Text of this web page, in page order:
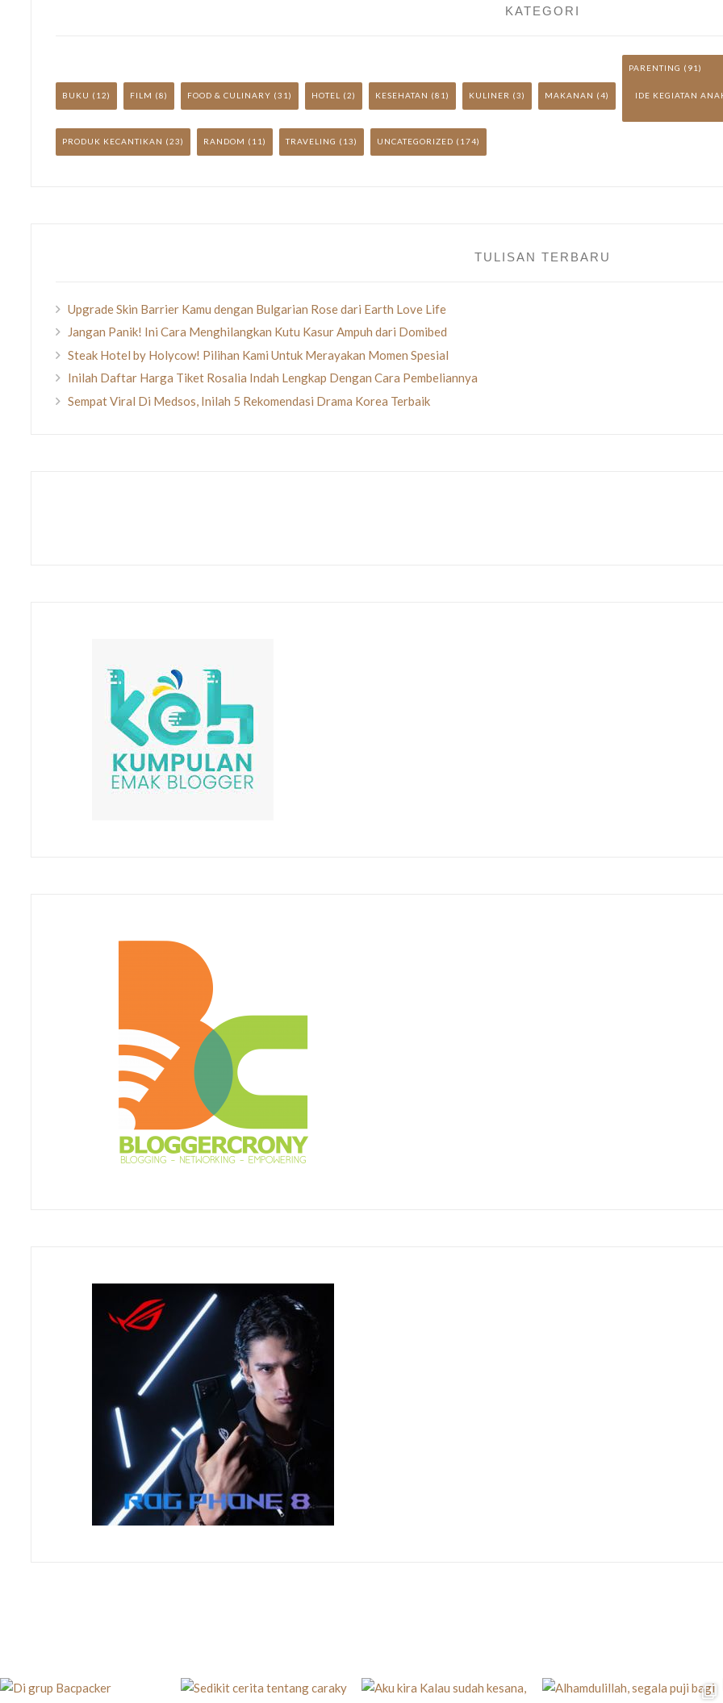
KATEGORI
BUKU (12) FILM (8) FOOD & CULINARY (31) HOTEL (2) KESEHATAN (81) KULINER (3) MAKANAN (4)
PARENTING (91)
IDE KEGIATAN
PRODUK KECANTIKAN (23) RANDOM (11) TRAVELING (13) UNCATEGORIZED (174)
TULISAN TERBARU
Upgrade Skin Barrier Kamu dengan Bulgarian Rose dari Earth Love Life
Jangan Panik! Ini Cara Menghilangkan Kutu Kasur Ampuh dari Domibed
Steak Hotel by Holycow! Pilihan Kami Untuk Merayakan Momen Spesial
Inilah Daftar Harga Tiket Rosalia Indah Lengkap Dengan Cara Pembeliannya
Sempat Viral Di Medsos, Inilah 5 Rekomendasi Drama Korea Terbaik